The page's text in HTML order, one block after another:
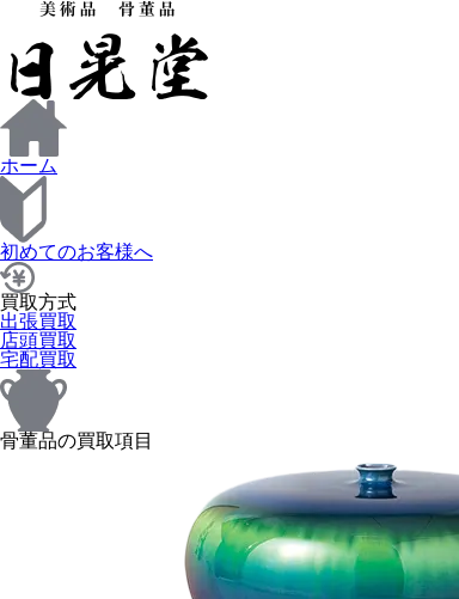
ホーム
初めてのお客様へ
買取方式
出張買取
店頭買取
宅配買取
骨董品の買取項目